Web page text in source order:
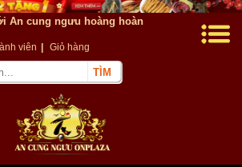
An cung ngưu hoàng hoàn
viên Giỏ hàng